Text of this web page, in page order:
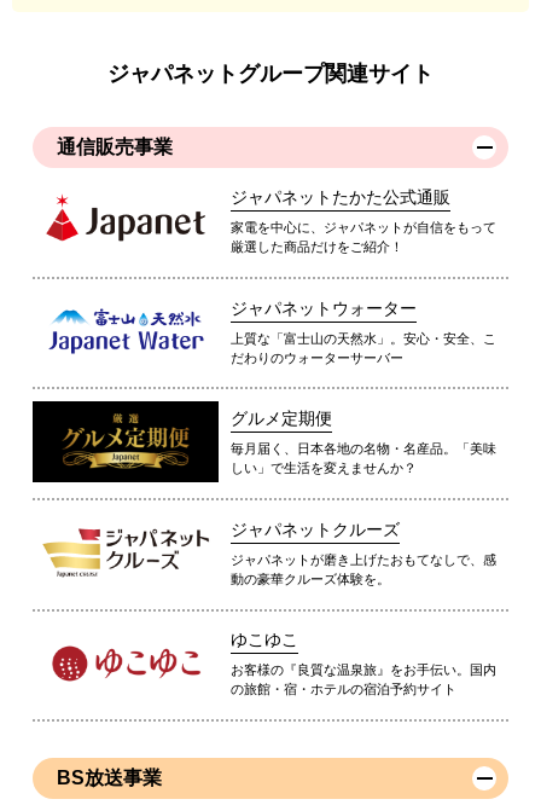
ジャパネットグループ関連サイト
通信販売事業
ジャパネットたかた公式通販
家電を中心に、ジャパネットが自信をもって
厳選した商品だけをご紹介！
ジャパネットウォーター
上質な「富士山の天然水」。安心・安全、こ
だわりのウォーターサーバー
グルメ定期便
毎月届く、日本各地の名物・名産品。「美味
しい」で生活を変えませんか？
ジャパネットクルーズ
ジャパネットが磨き上げたおもてなしで、感
動の豪華クルーズ体験を。
ゆこゆこ
お客様の『良質な温泉旅』をお手伝い。国内
の旅館・宿・ホテルの宿泊予約サイト
BS放送事業